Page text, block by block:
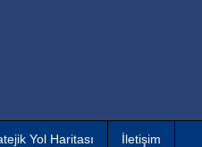
Yol Haritası İletişim